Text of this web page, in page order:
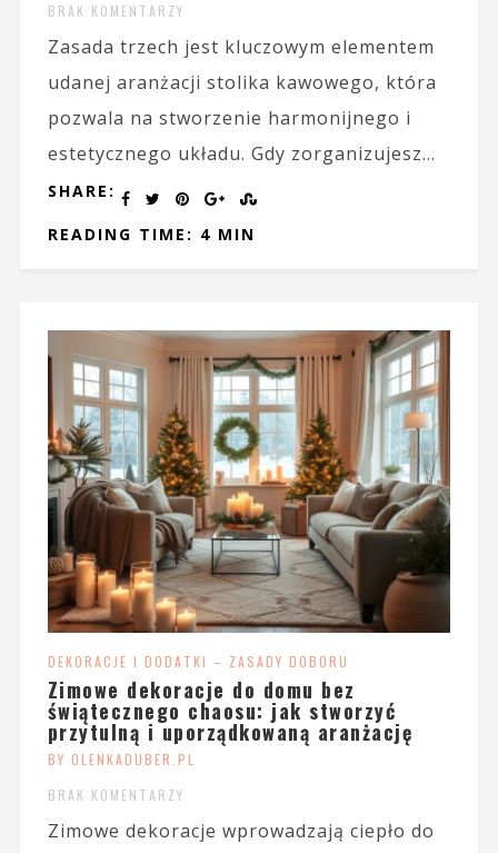
BRAK KOMENTARZY
Zasada trzech jest kluczowym elementem
udanej aranżacji stolika kawowego, która
pozwala na stworzenie harmonijnego i
estetycznego układu. Gdy zorganizujesz...
SHARE:
READING TIME: 4 MIN
DEKORACJE I DODATKI – ZASADY DOBORU
Zimowe dekoracje do domu bez
świątecznego chaosu: jak stworzyć
przytulną i uporządkowaną aranżację
BY OLENKADUBER.PL
BRAK KOMENTARZY
Zimowe dekoracje wprowadzają ciepło do